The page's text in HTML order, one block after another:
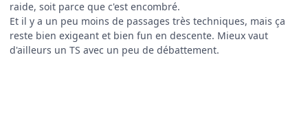
raide, soit parce que c'est encombré.
Et il y a un peu moins de passages très techniques, mais ça
reste bien exigeant et bien fun en descente. Mieux vaut
d'ailleurs un TS avec un peu de débattement.